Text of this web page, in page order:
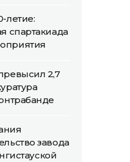
летие:
спартакиада
2,7
завода